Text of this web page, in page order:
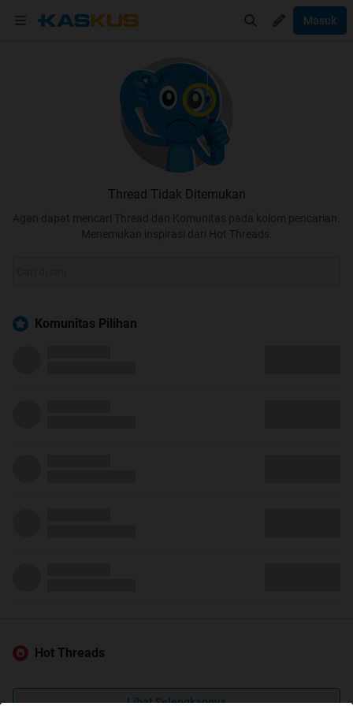
Masuk
Thread Tidak Ditemukan
Agan dapat mencari Thread dan Komunitas pada kolom pencarian.
Menemukan inspirasi dari Hot Threads.
Komunitas Pilihan
Hot Threads
Lihat Selengkapnya